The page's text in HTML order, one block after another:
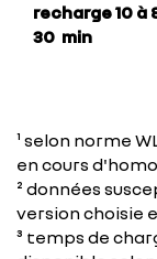
recharge 10 à
30 min
¹ selon norme
en cours
² données
version choisie
³ temps de